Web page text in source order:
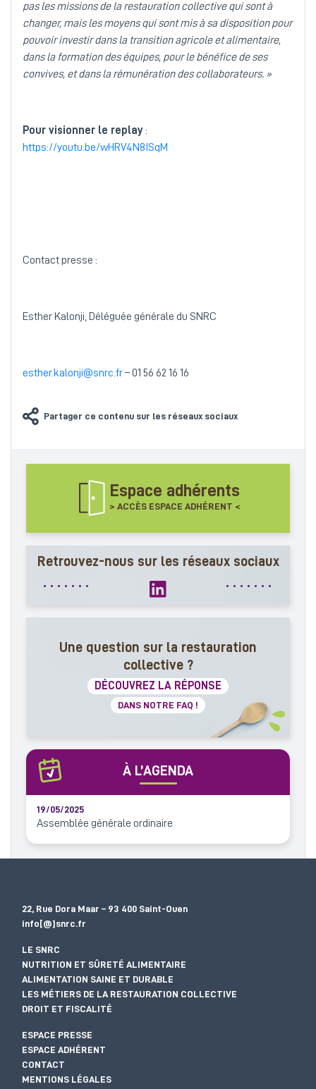
pas les missions de la restauration collective qui sont à
changer, mais les moyens qui sont mis à sa disposition pour
pouvoir investir dans la transition agricole et alimentaire,
dans la formation des équipes, pour le bénéfice de ses
convives, et dans la rémunération des collaborateurs. »
Pour visionner le replay:
https://youtu.be/wHRV4N8ISqM
Contact presse :
Esther Kalonji, Déléguée générale du SNRC
esther.kalonji@snrc.fr– 01 56 62 16 16
Partager ce contenu sur les réseaux sociaux
Espace adhérents
> ACCÈS ESPACE ADHÉRENT <
Retrouvez-nous sur les réseaux sociaux
Une question sur la restauration
collective ?
DÉCOUVREZ LA RÉPONSE
DANS NOTRE FAQ !
À L’AGENDA
19/05/2025
Assemblée générale ordinaire
22, Rue Dora Maar – 93 400 Saint-Ouen
info[@]snrc.fr
LE SNRC
NUTRITION ET SÛRETÉ ALIMENTAIRE
ALIMENTATION SAINE ET DURABLE
LES MÉTIERS DE LA RESTAURATION COLLECTIVE
DROIT ET FISCALITÉ
ESPACE PRESSE
ESPACE ADHÉRENT
CONTACT
MENTIONS LÉGALES